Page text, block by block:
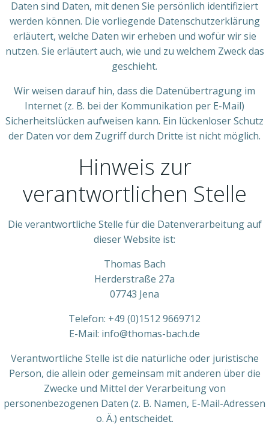
Daten sind Daten, mit denen Sie persönlich identifiziert
werden können. Die vorliegende Datenschutzerklärung
erläutert, welche Daten wir erheben und wofür wir sie
nutzen. Sie erläutert auch, wie und zu welchem Zweck das
geschieht.
Wir weisen darauf hin, dass die Datenübertragung im
Internet (z. B. bei der Kommunikation per E-Mail)
Sicherheitslücken aufweisen kann. Ein lückenloser Schutz
der Daten vor dem Zugriff durch Dritte ist nicht möglich.
Hinweis zur
verantwortlichen Stelle
Die verantwortliche Stelle für die Datenverarbeitung auf
dieser Website ist:
Thomas Bach
Herderstraße 27a
07743 Jena
Telefon: +49 (0)1512 9669712
E-Mail: info@thomas-bach.de
Verantwortliche Stelle ist die natürliche oder juristische
Person, die allein oder gemeinsam mit anderen über die
Zwecke und Mittel der Verarbeitung von
personenbezogenen Daten (z. B. Namen, E-Mail-Adressen
o. Ä.) entscheidet.